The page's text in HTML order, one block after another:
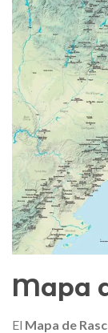
Mapa
El Mapa de
Medalla
2026 –
89,00 €
Afegir a la